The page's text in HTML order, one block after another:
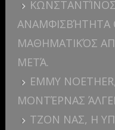
ΑΝΑΜΦΙΣΒΉΤΗΤΑ
ΜΑΘΗΜΑΤΙΚΌΣ
ΜΕΤΆ.
EMMY
ΜΟΝΤΈΡΝΑΣ
ΤΖΟΝ ΝΑΣ, Η